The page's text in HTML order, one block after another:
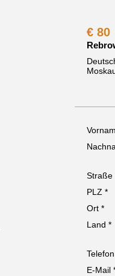
€ 80
Straße
PLZ *
Ort *
Land *
Telefon
E-Mail